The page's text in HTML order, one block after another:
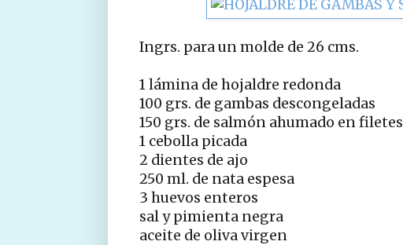
Ingrs. para un molde de 26 cms.
1 lámina de hojaldre redonda
100 grs. de gambas descongeladas
150 grs. de salmón ahumado en filetes
1 cebolla picada
2 dientes de ajo
250 ml. de nata espesa
3 huevos enteros
sal y pimienta negra
aceite de oliva virgen